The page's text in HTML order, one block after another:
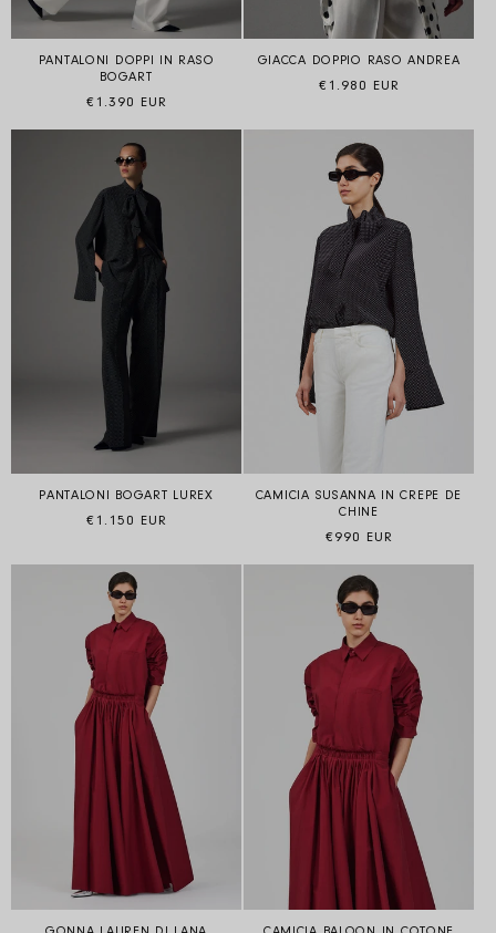
PANTALONI DOPPI IN RASO
BOGART
Prezzo di listino
€1.390 EUR
GIACCA DOPPIO RASO ANDREA
Prezzo di listino
€1.980 EUR
PANTALONI BOGART LUREX
Prezzo di listino
€1.150 EUR
CAMICIA SUSANNA IN CREPE DE
CHINE
Prezzo di listino
€990 EUR